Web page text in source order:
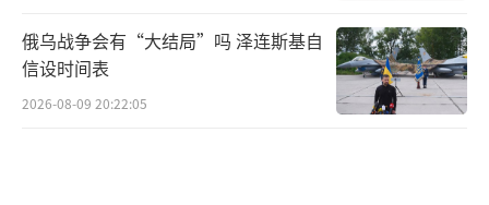
俄乌战争会有“大结局”吗 泽连斯基自
信设时间表
2026-08-09 20:22:05